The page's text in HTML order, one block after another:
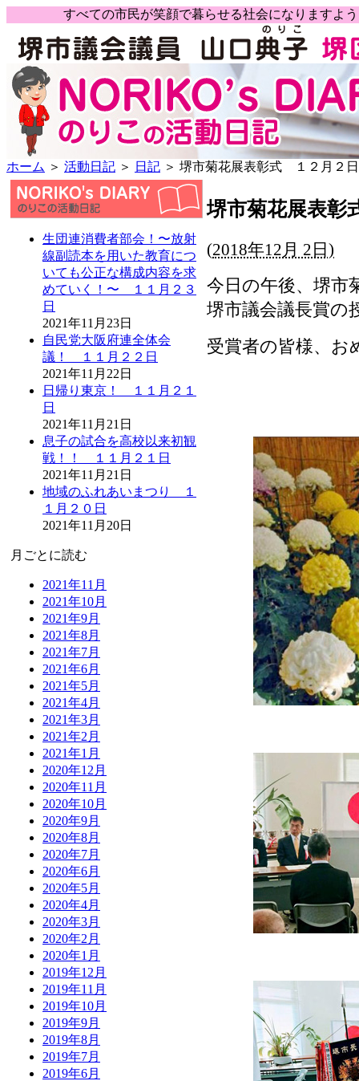
すべての市民が笑顔で暮らせる社会になります
ホーム ＞ 活動日記 ＞ 日記 ＞ 堺市菊花展表彰式 １２月２日
生団連消費者部会！〜放射
線副読本を用いた教育につ
いても公正な構成内容を求
めていく！〜 １１月２３
日
2021年11月23日
自民党大阪府連全体会
議！ １１月２２日
2021年11月22日
日帰り東京！ １１月２１
日
2021年11月21日
息子の試合を高校以来初観
戦！！ １１月２１日
2021年11月21日
地域のふれあいまつり １
１月２０日
2021年11月20日
月ごとに読む
2021年11月
2021年10月
2021年9月
2021年8月
2021年7月
2021年6月
2021年5月
2021年4月
2021年3月
2021年2月
2021年1月
2020年12月
2020年11月
2020年10月
2020年9月
2020年8月
2020年7月
2020年6月
2020年5月
2020年4月
2020年3月
2020年2月
2020年1月
2019年12月
2019年11月
2019年10月
2019年9月
2019年8月
2019年7月
2019年6月
堺市菊花展表
(2018年12月 2日)
今日の午後、堺市
堺市議会議長賞の
受賞者の皆様、